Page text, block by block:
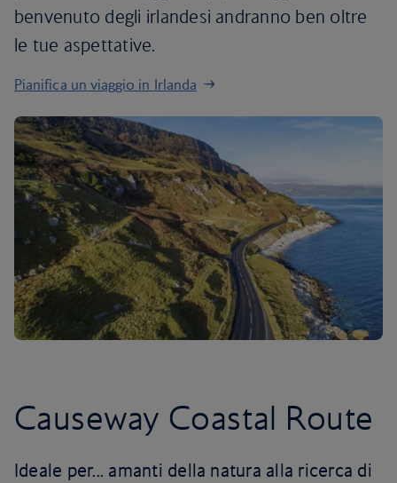
benvenuto degli irlandesi andranno ben oltre
le tue aspettative.
Pianifica un viaggio in Irlanda
Causeway Coastal Route
Ideale per... amanti della natura alla ricerca di